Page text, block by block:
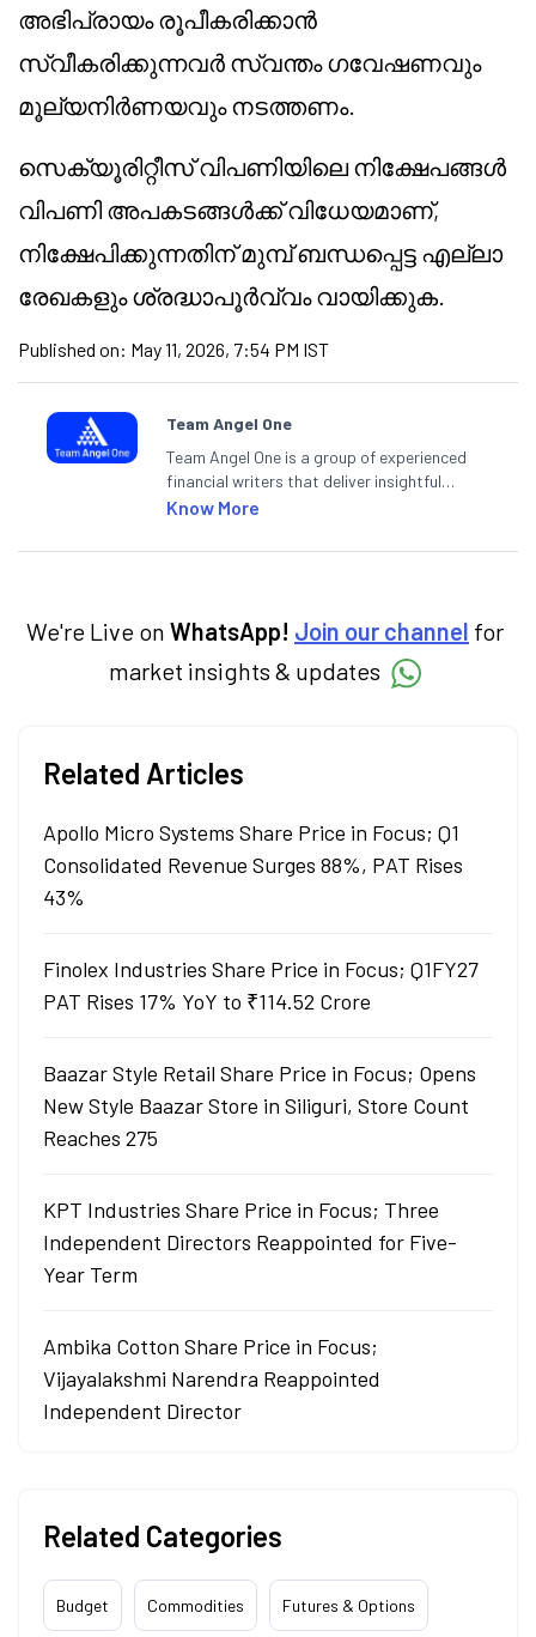
അഭിപ്രായം രൂപീകരിക്കാൻ
സ്വീകരിക്കുന്നവർ സ്വന്തം ഗവേഷണവും
മൂല്യനിർണയവും നടത്തണം.
സെക്യൂരിറ്റീസ് വിപണിയിലെ നിക്ഷേപങ്ങൾ
വിപണി അപകടങ്ങൾക്ക് വിധേയമാണ്,
നിക്ഷേപിക്കുന്നതിന് മുമ്പ് ബന്ധപ്പെട്ട എല്ലാ
രേഖകളും ശ്രദ്ധാപൂർവ്വം വായിക്കുക.
Published on: May 11, 2026, 7:54 PM IST
Team Angel One
Team Angel One is a group of experienced
financial writers that deliver insightful
articles on the stock market, IPO, economy,
categories.
Know More
We're Live on WhatsApp! Join our channel for
market insights & updates
Related Articles
Apollo Micro Systems Share Price in Focus; Q1
Consolidated Revenue Surges 88%, PAT Rises
43%
Finolex Industries Share Price in Focus; Q1FY27
PAT Rises 17% YoY to ₹114.52 Crore
Baazar Style Retail Share Price in Focus; Opens
New Style Baazar Store in Siliguri, Store Count
Reaches 275
KPT Industries Share Price in Focus; Three
Independent Directors Reappointed for Five-
Year Term
Ambika Cotton Share Price in Focus;
Vijayalakshmi Narendra Reappointed
Independent Director
Related Categories
Budget Commodities Futures & Options